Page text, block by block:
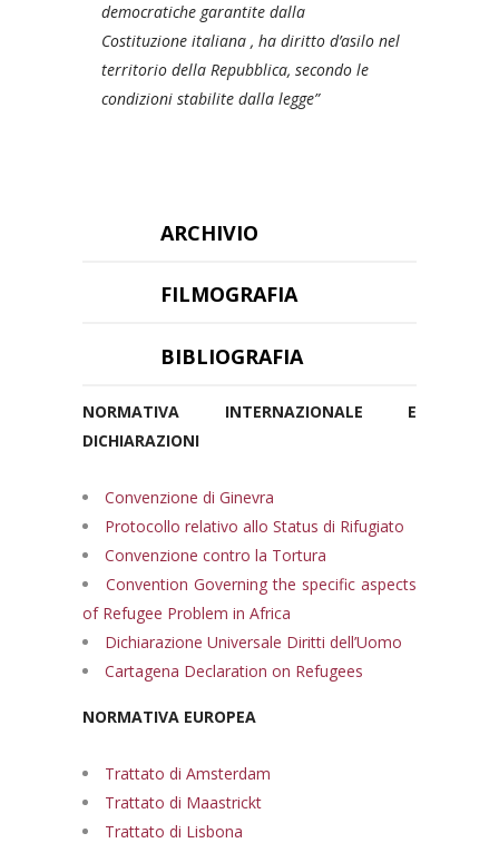
democratiche garantite dalla
Costituzione italiana , ha diritto d’asilo nel
territorio della Repubblica, secondo le
condizioni stabilite dalla legge”
ARCHIVIO
FILMOGRAFIA
BIBLIOGRAFIA
NORMATIVA INTERNAZIONALE E
DICHIARAZIONI
Convenzione di Ginevra
Protocollo relativo allo Status di Rifugiato
Convenzione contro la Tortura
Convention Governing the specific aspects
of Refugee Problem in Africa
Dichiarazione Universale Diritti dell’Uomo
Cartagena Declaration on Refugees
NORMATIVA EUROPEA
Trattato di Amsterdam
Trattato di Maastrickt
Trattato di Lisbona